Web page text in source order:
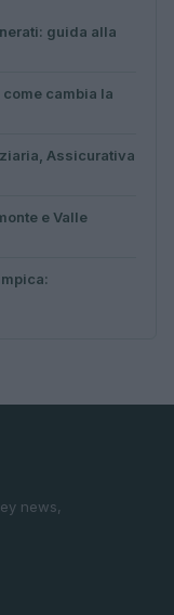
guida alla
cambia la
Assicurativa
e Valle
news,